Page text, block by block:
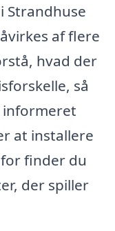
Strandhuse
af flere
hvad der
så
at installere
finder du
der spiller